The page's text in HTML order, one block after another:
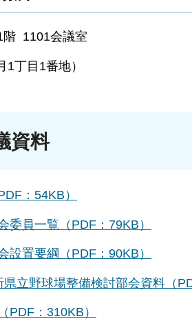
1101会議室
1丁目1番地）
資料
：54KB）
委員一覧（PDF：79KB）
設置要綱（PDF：90KB）
県立野球場整備検討部会資料（
PDF：310KB）